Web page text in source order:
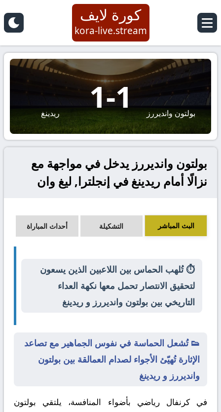
كورة لايف
kora-live.stream
بولتون وانديررز 1
-
1 ريدينغ
بولتون وانديررز يدخل في مواجهة مع
نزالًا أمام ريدينغ في إنجلترا, ليغ وان
البث المباشر التشكيلة أحداث المباراة
⏱️ تُلهب الحماس بين اللاعبين الذين يسعون
لتحقيق الانتصار تحمل معها نكهة العداء
التاريخي بين بولتون وانديررز و ريدينغ
👟 تُشعل الحماسة في نفوس الجماهير مع تصاعد
الإثارة تُهيّئ الأجواء لصدام العمالقة بين بولتون
وانديررز و ريدينغ
في كرنفال رياضي بأضواء المنافسة، يلتقي بولتون